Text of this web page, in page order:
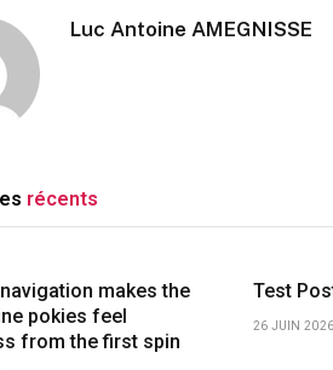
Luc Antoine AMEGNISSE
récents
makes the
pokies feel
from the first spin
Test
26 JUIN 2026